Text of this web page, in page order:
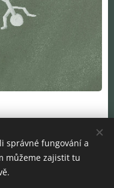
správné fungování a
můžeme zajistit tu